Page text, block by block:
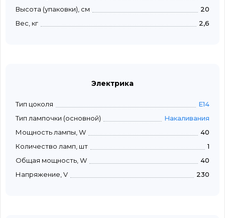
Высота (упаковки), см
20
Вес, кг
2,6
Электрика
Тип цоколя
E14
Тип лампочки (основной)
Накаливания
Мощность лампы, W
40
Количество ламп, шт
1
Общая мощность, W
40
Напряжение, V
230